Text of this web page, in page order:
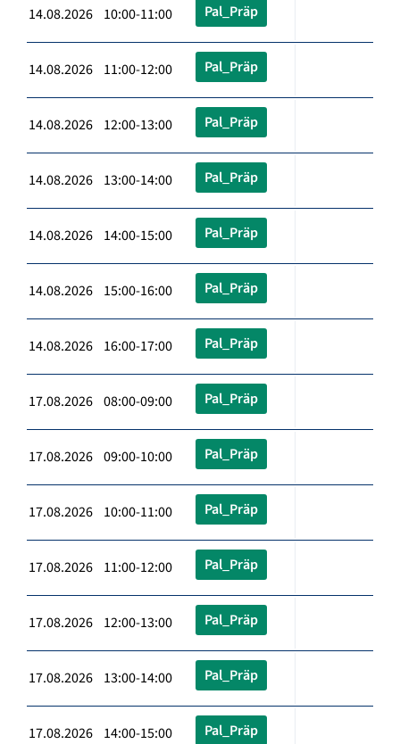
14.08.2026 10:00-11:00 Pal_Präp
14.08.2026 11:00-12:00 Pal_Präp
14.08.2026 12:00-13:00 Pal_Präp
14.08.2026 13:00-14:00 Pal_Präp
14.08.2026 14:00-15:00 Pal_Präp
14.08.2026 15:00-16:00 Pal_Präp
14.08.2026 16:00-17:00 Pal_Präp
17.08.2026 08:00-09:00 Pal_Präp
17.08.2026 09:00-10:00 Pal_Präp
17.08.2026 10:00-11:00 Pal_Präp
17.08.2026 11:00-12:00 Pal_Präp
17.08.2026 12:00-13:00 Pal_Präp
17.08.2026 13:00-14:00 Pal_Präp
17.08.2026 14:00-15:00 Pal_Präp